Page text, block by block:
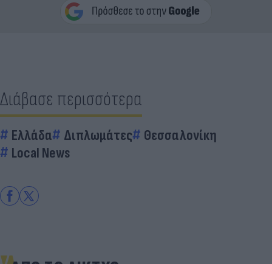
Διάβασε περισσότερα
Ελλάδα Διπλωμάτες
Θεσσαλονίκη
Local News